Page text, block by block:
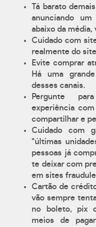
Tá barato
anunciando
abaixo da
Cuidado com
realmente do
Evite comprar
Há uma
desses canais.
Pergunte
experiência
compartilhar e
Cuidado com
"últimas
pessoas já
te deixar com
em sites
Cartão de
vão sempre
no boleto, pix
meios de